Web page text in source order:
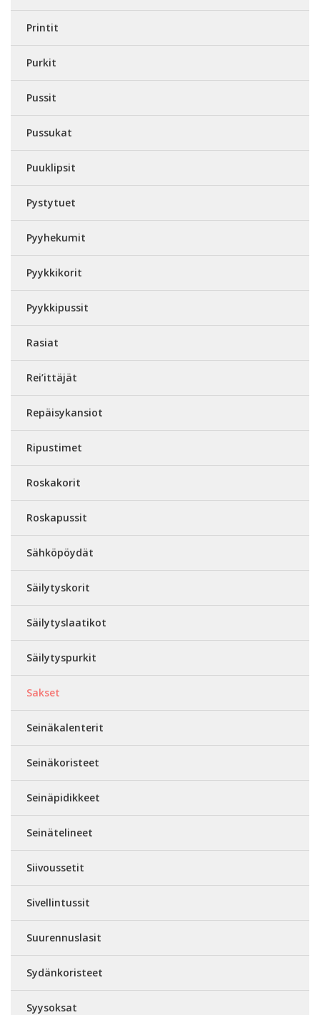
Printit
Purkit
Pussit
Pussukat
Puuklipsit
Pystytuet
Pyyhekumit
Pyykkikorit
Pyykkipussit
Rasiat
Rei’ittäjät
Repäisykansiot
Ripustimet
Roskakorit
Roskapussit
Sähköpöydät
Säilytyskorit
Säilytyslaatikot
Säilytyspurkit
Sakset
Seinäkalenterit
Seinäkoristeet
Seinäpidikkeet
Seinätelineet
Siivoussetit
Sivellintussit
Suurennuslasit
Sydänkoristeet
Syysoksat